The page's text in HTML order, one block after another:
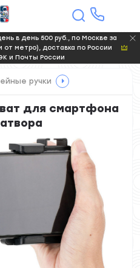
в день 500 руб., по Москве за
метро), доставка по России
и Почты России
ручки
для смартфона